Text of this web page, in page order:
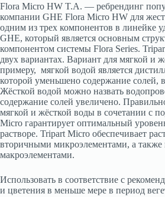
Flora Micro HW T.A. — ребрендинг
компании GHE Flora Micro HW для
одним из трех компонентов в линейке
GHE, который является основным
компонентом системы Flora Series.
двух вариантах. Вариант для мягкой и
примеру, мягкой водой является
которой уменьшено содержание солей,
Жёсткой водой можно назвать
содержание солей увеличено.
мягкой и жёсткой воды в сочетании с
Micro гарантирует оптимальный
растворе. Tripart Micro обеспечивает
вторичными микроэлементами, а также
макроэлементами.
Использовать в соответствие с
и цветения в меньше мере в период